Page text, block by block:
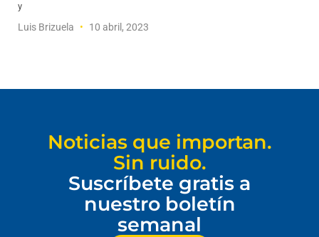
y
Luis Brizuela 10 abril, 2023
Noticias que importan.
Sin ruido.
Suscríbete gratis a
nuestro boletín
semanal